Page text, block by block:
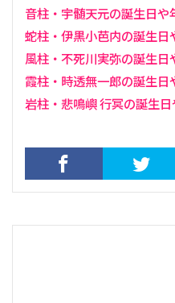
音柱・宇髄天元の誕生日や
蛇柱・伊黒小芭内の誕生日
風柱・不死川実弥の誕生
霞柱・時透無一郎の誕生
岩柱・悲鳴嶼 行冥の誕生